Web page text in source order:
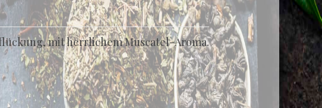
mit herrlichem Muscatel-Aroma.